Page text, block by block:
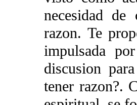
necesidad
razon. Te
impulsada
discusion
tener razon?.